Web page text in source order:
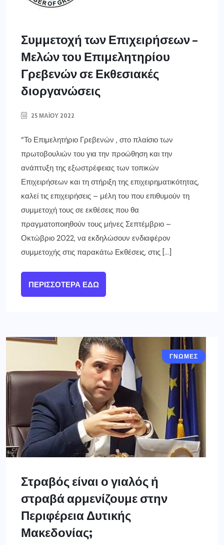
Συμμετοχή των Επιχειρήσεων –
Μελών του Επιμελητηρίου
Γρεβενών σε Εκθεσιακές
διοργανώσεις
25 ΜΑΪ́ΟΥ 2022
“Το Επιμελητήριο Γρεβενών , στο πλαίσιο των
πρωτοβουλιών του για την προώθηση και την
ανάπτυξη της εξωστρέφειας των τοπικών
Επιχειρήσεων και τη στήριξη της επιχειρηματικότητας,
καλεί τις επιχειρήσεις – μέλη του που επιθυμούν τη
συμμετοχή τους σε εκθέσεις που θα
πραγματοποιηθούν τους μήνες Σεπτέμβριο –
Οκτώβριο 2022, να εκδηλώσουν ενδιαφέρον
συμμετοχής στις παρακάτω Εκθέσεις, στις […]
ΠΕΡΙΣΣΌΤΕΡΑ ΕΔΏ
ΓΝΩΜΕΣ
Στραβός είναι ο γιαλός ή
στραβά αρμενίζουμε στην
Περιφέρεια Δυτικής
Μακεδονίας;